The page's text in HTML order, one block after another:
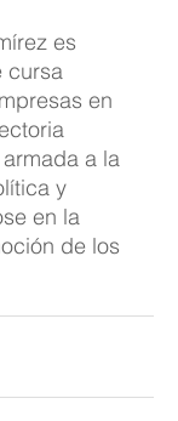
es
cursa
en
a la
y
en la
de los